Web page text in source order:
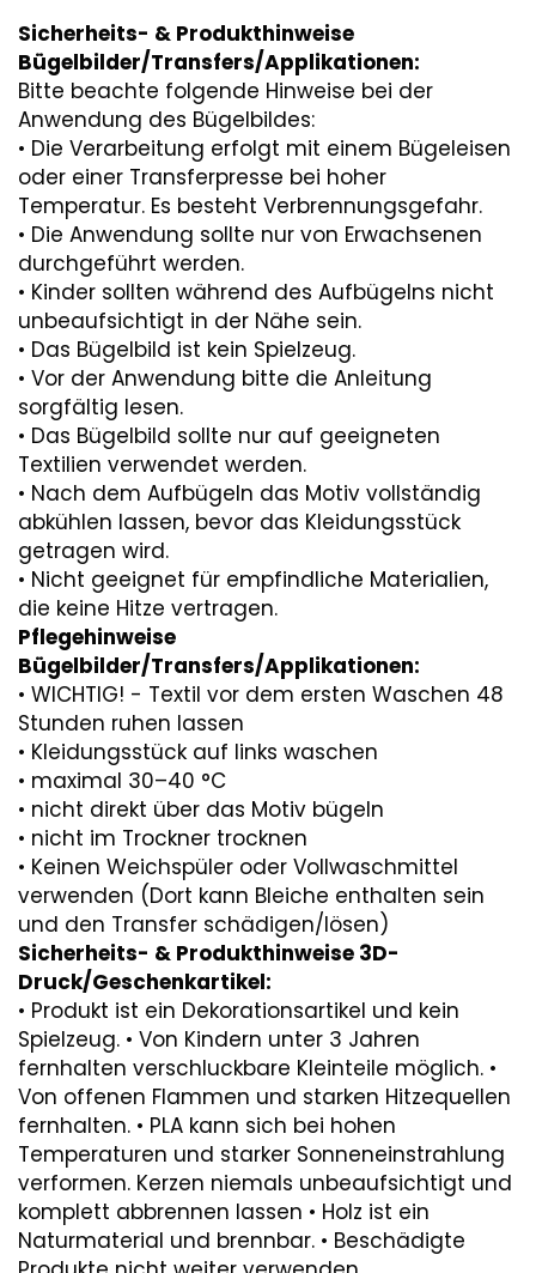
Sicherheits- & Produkthinweise
Bügelbilder/Transfers/Applikationen:
Bitte beachte folgende Hinweise bei der
Anwendung des Bügelbildes:
• Die Verarbeitung erfolgt mit einem Bügeleisen
oder einer Transferpresse bei hoher
Temperatur. Es besteht Verbrennungsgefahr.
• Die Anwendung sollte nur von Erwachsenen
durchgeführt werden.
• Kinder sollten während des Aufbügelns nicht
unbeaufsichtigt in der Nähe sein.
• Das Bügelbild ist kein Spielzeug.
• Vor der Anwendung bitte die Anleitung
sorgfältig lesen.
• Das Bügelbild sollte nur auf geeigneten
Textilien verwendet werden.
• Nach dem Aufbügeln das Motiv vollständig
abkühlen lassen, bevor das Kleidungsstück
getragen wird.
• Nicht geeignet für empfindliche Materialien,
die keine Hitze vertragen.
Pflegehinweise
Bügelbilder/Transfers/Applikationen:
• WICHTIG! - Textil vor dem ersten Waschen 48
Stunden ruhen lassen
• Kleidungsstück auf links waschen
• maximal 30–40 °C
• nicht direkt über das Motiv bügeln
• nicht im Trockner trocknen
• Keinen Weichspüler oder Vollwaschmittel
verwenden (Dort kann Bleiche enthalten sein
und den Transfer schädigen/lösen)
Sicherheits- & Produkthinweise 3D-
Druck/Geschenkartikel:
• Produkt ist ein Dekorationsartikel und kein
Spielzeug. • Von Kindern unter 3 Jahren
fernhalten verschluckbare Kleinteile möglich. •
Von offenen Flammen und starken Hitzequellen
fernhalten. • PLA kann sich bei hohen
Temperaturen und starker Sonneneinstrahlung
verformen. Kerzen niemals unbeaufsichtigt und
komplett abbrennen lassen • Holz ist ein
Naturmaterial und brennbar. • Beschädigte